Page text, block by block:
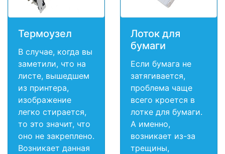
Термоузел
В случае, когда вы
заметили, что на
листе, вышедшем
из принтера,
изображение
легко стирается,
то это значит, что
оно не закреплено.
Возникает данная
Лоток для
бумаги
Если бумага не
затягивается,
проблема чаще
всего кроется в
лотке для бумаги.
А именно,
возникает из-за
трещины,